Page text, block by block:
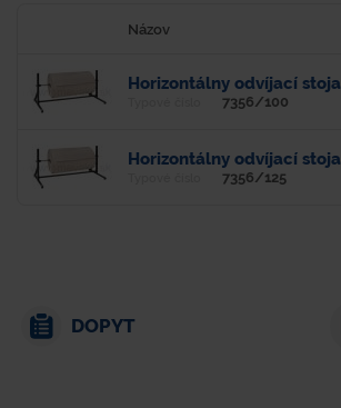
Názov
Horizontálny odvíjací
7356/100
Horizontálny odvíjací
7356/125
DOPYT